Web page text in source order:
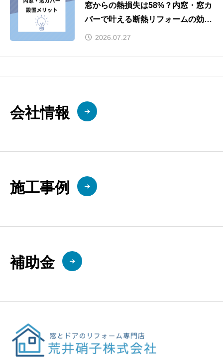
窓からの熱損失は58%？内窓・窓カ
バーで叶える断熱リフォームの効果
と2026年補助金
2026.07.27
会社情報
施工事例
補助金